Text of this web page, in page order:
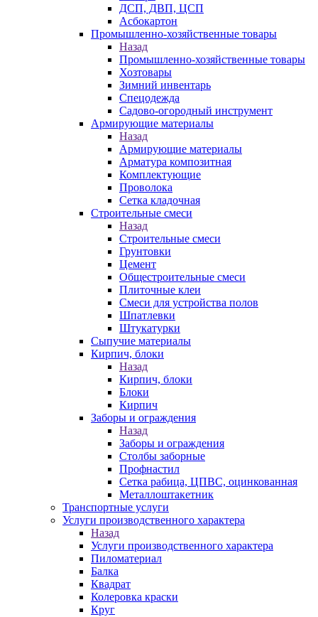
ДСП, ДВП, ЦСП
Асбокартон
Промышленно-хозяйственные товары
Назад
Промышленно-хозяйственные товары
Хозтовары
Зимний инвентарь
Спецодежда
Садово-огородный инструмент
Армирующие материалы
Назад
Армирующие материалы
Арматура композитная
Комплектующие
Проволока
Сетка кладочная
Строительные смеси
Назад
Строительные смеси
Грунтовки
Цемент
Общестроительные смеси
Плиточные клеи
Смеси для устройства полов
Шпатлевки
Штукатурки
Сыпучие материалы
Кирпич, блоки
Назад
Кирпич, блоки
Блоки
Кирпич
Заборы и ограждения
Назад
Заборы и ограждения
Столбы заборные
Профнастил
Сетка рабица, ЦПВС, оцинкованная
Металлоштакетник
Транспортные услуги
Услуги производственного характера
Назад
Услуги производственного характера
Пиломатериал
Балка
Квадрат
Колеровка краски
Круг